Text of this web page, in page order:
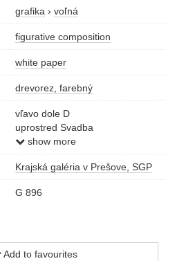
grafika › voľná
figurative composition
white paper
drevorez, farebný
vľavo dole D
uprostred Svadba
vpravo J.Haščák 79
show more
Krajská galéria v Prešove, SGP
G 896
Add to favourites